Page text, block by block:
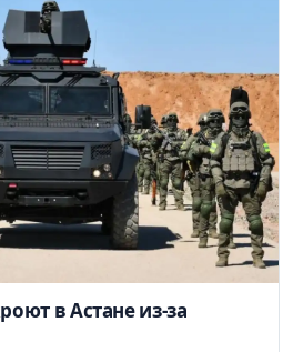
в Астане из-за